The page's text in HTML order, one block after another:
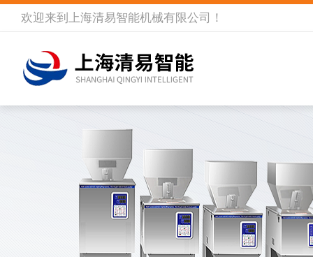
欢迎来到 上海清易智能机械有限公司 ！